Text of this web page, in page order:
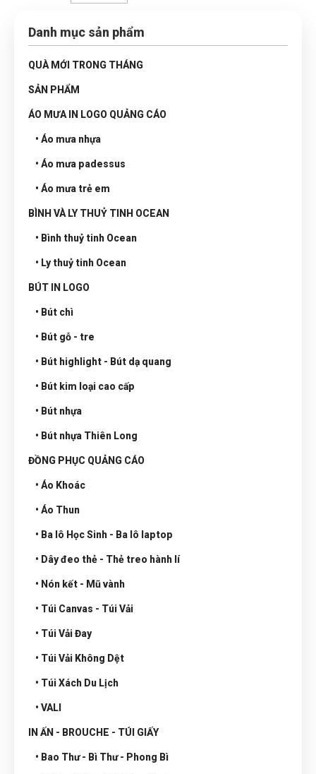
Danh mục sản phẩm
QUÀ MỚI TRONG THÁNG
SẢN PHẨM
ÁO MƯA IN LOGO QUẢNG CÁO
• Áo mưa nhựa
• Áo mưa padessus
• Áo mưa trẻ em
BÌNH VÀ LY THUỶ TINH OCEAN
• Bình thuỷ tinh Ocean
• Ly thuỷ tinh Ocean
BÚT IN LOGO
• Bút chì
• Bút gỗ - tre
• Bút highlight - Bút dạ quang
• Bút kim loại cao cấp
• Bút nhựa
• Bút nhựa Thiên Long
ĐỒNG PHỤC QUẢNG CÁO
• Áo Khoác
• Áo Thun
• Ba lô Học Sinh - Ba lô laptop
• Dây đeo thẻ - Thẻ treo hành lí
• Nón kết - Mũ vành
• Túi Canvas - Túi Vải
• Túi Vải Đay
• Túi Vải Không Dệt
• Túi Xách Du Lịch
• VALI
IN ẤN - BROUCHE - TÚI GIẤY
• Bao Thư - Bì Thư - Phong Bì